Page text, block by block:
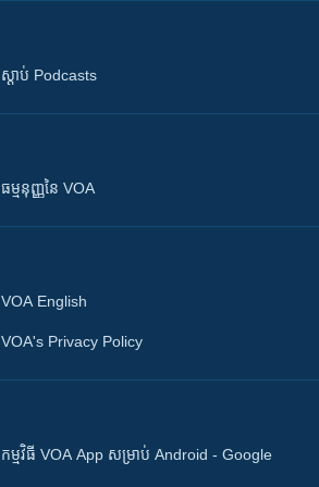
ស្តាប់ Podcasts
ធម្មនុញ្ញ​នៃ VOA
VOA English
VOA's Privacy Policy
កម្មវិធី​ VOA App សម្រាប់ Android - Google